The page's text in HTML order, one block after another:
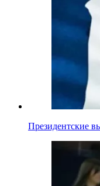
Президентские